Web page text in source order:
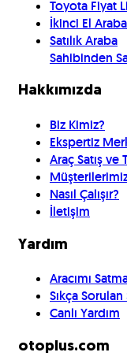
Toyota Fiyat
İkinci El Araba
Satılık Araba
Sahibinden
Hakkımızda
Biz Kimiz?
Ekspertiz
Araç Satış
Nasıl Çalışır?
İletişim
Yardım
Aracımı
Sıkça
Canlı Yardım
otoplus.com